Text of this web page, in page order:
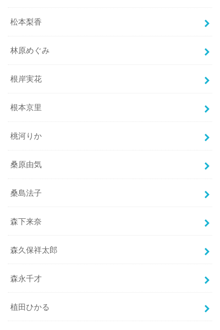
松本梨香
林原めぐみ
根岸実花
根本京里
桃河りか
桑原由気
桑島法子
森下来奈
森久保祥太郎
森永千才
植田ひかる